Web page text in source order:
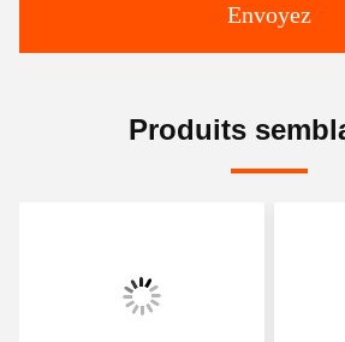
Envoyez
Produits